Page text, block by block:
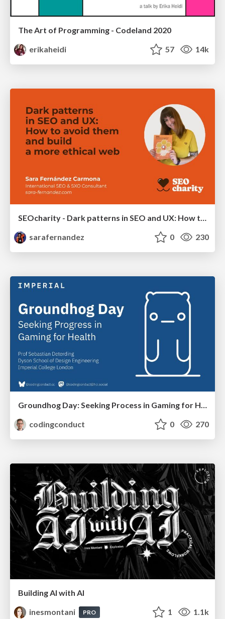
The Art of Programming - Codeland 2020
erikaheidi
57 14k
SEOcharity - Dark patterns in SEO and UX: How to avoid them and build a more ethical web
sarafernandez
0 230
Groundhog Day: Seeking Process in Gaming for Health
codingconduct
0 270
Building AI with AI
inesmontani
PRO 1 1.1k